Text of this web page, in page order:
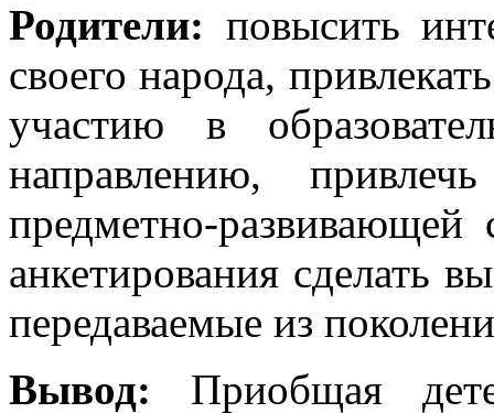
Родители: повысить
своего народа,
участию в
направлению,
предметно-развивающей
анкетирования сделать
передаваемые из
Вывод: Приобщая